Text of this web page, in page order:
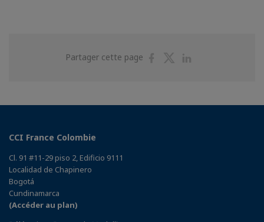
Partager cette page
PartagerPartager
CCI France Colombie
Cl. 91 #11-29 piso 2, Edificio 9111
Localidad de Chapinero
Bogotá
Cundinamarca
(Accéder au plan)